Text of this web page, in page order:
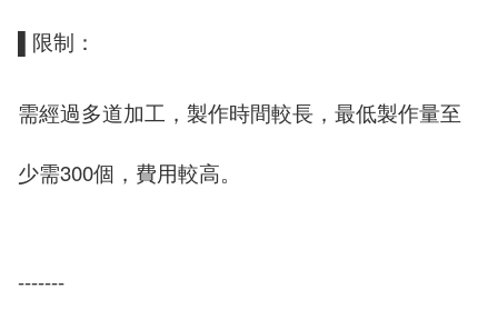
▌限制：
需經過多道加工，製作時間較長，最低製作量至
少需300個，費用較高。
-------